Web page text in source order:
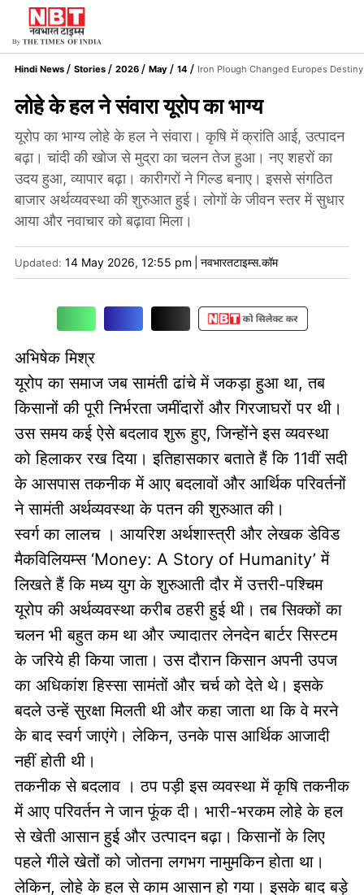
Hindi News Stories 2026 May 14 Iron Plough Changed Europes
लोहे के हल ने संवारा यूरोप का भाग्य
यूरोप का भाग्य लोहे के हल ने संवारा। कृषि में क्रांति आई, उत्पादन
बढ़ा। चांदी की खोज से मुद्रा का चलन तेज हुआ। नए शहरों का
उदय हुआ, व्यापार बढ़ा। कारीगरों ने गिल्ड बनाए। इससे संगठित
बाजार अर्थव्यवस्था की शुरुआत हुई। लोगों के जीवन स्तर में सुधार
आया और नवाचार को बढ़ावा मिला।
Updated: 14 May 2026, 12:55 pm नवभारतटाइम्स.कॉम
अभिषेक मिश्र
यूरोप का समाज जब सामंती ढांचे में जकड़ा हुआ था, तब
किसानों की पूरी निर्भरता जमींदारों और गिरजाघरों पर थी।
उस समय कई ऐसे बदलाव शुरू हुए, जिन्होंने इस व्यवस्था
को हिलाकर रख दिया। इतिहासकार बताते हैं कि 11वीं सदी
के आसपास तकनीक में आए बदलावों और आर्थिक परिवर्तनों
ने सामंती अर्थव्यवस्था के पतन की शुरुआत की।
स्वर्ग का लालच । आयरिश अर्थशास्त्री और लेखक डेविड
मैकविलियम्स ‘Money: A Story of Humanity’ में
लिखते हैं कि मध्य युग के शुरुआती दौर में उत्तरी-पश्चिम
यूरोप की अर्थव्यवस्था करीब ठहरी हुई थी। तब सिक्कों का
चलन भी बहुत कम था और ज्यादातर लेनदेन बार्टर सिस्टम
के जरिये ही किया जाता। उस दौरान किसान अपनी उपज
का अधिकांश हिस्सा सामंतों और चर्च को देते थे। इसके
बदले उन्हें सुरक्षा मिलती थी और कहा जाता था कि वे मरने
के बाद स्वर्ग जाएंगे। लेकिन, उनके पास आर्थिक आजादी
नहीं होती थी।
तकनीक से बदलाव । ठप पड़ी इस व्यवस्था में कृषि तकनीक
में आए परिवर्तन ने जान फूंक दी। भारी-भरकम लोहे के हल
से खेती आसान हुई और उत्पादन बढ़ा। किसानों के लिए
पहले गीले खेतों को जोतना लगभग नामुमकिन होता था।
लेकिन, लोहे के हल से काम आसान हो गया। इसके बाद बड़े